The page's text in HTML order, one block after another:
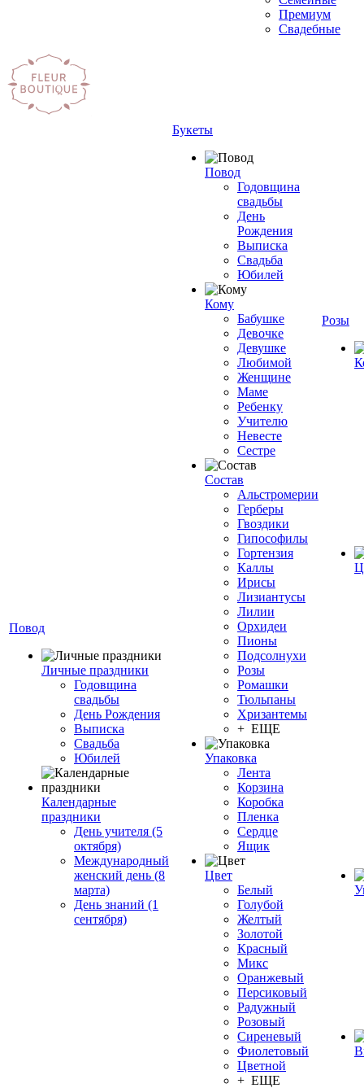
Премиум
Свадебные
Повод
Личные праздники
Годовщина
свадьбы
День Рождения
Выписка
Свадьба
Юбилей
Календарные
праздники
День учителя (5
октября)
Международный
женский день (8
марта)
День знаний (1
сентября)
Букеты
Повод
Годовщина
свадьбы
День
Рождения
Выписка
Свадьба
Юбилей
Кому
Бабушке
Девочке
Девушке
Любимой
Женщине
Маме
Ребенку
Учителю
Невесте
Сестре
Состав
Альстромерии
Герберы
Гвоздики
Гипософилы
Гортензия
Каллы
Ирисы
Лизиантусы
Лилии
Орхидеи
Пионы
Подсолнухи
Розы
Ромашки
Тюльпаны
Хризантемы
+ ЕЩЕ
Упаковка
Лента
Корзина
Коробка
Пленка
Сердце
Ящик
Цвет
Белый
Голубой
Желтый
Золотой
Красный
Микс
Оранжевый
Персиковый
Радужный
Розовый
Сиреневый
Фиолетовый
Цветной
+ ЕЩЕ
Розы